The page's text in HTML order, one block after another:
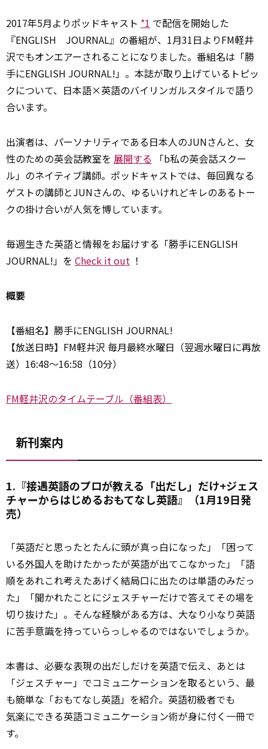
2017年5月よりポッドキャスト *1 で配信を開始した
『ENGLISH JOURNAL』の番組が、1月31日よりFM軽井
沢でもオンエアーされることになりました。番組名は「勝
手にENGLISH JOURNAL!」。本誌が取り上げているトピッ
クについて、日本語×英語のバイリンガルスタイルで語り
合います。
出演者は、パーソナリティである日本人のJUNさんと、女
性のための英会話教室を 展開する 「b私の英会話スクー
ル」のネイティブ講師。ポッドキャストでは、毎回異なる
ゲストの講師とJUNさんの、ゆるいけれどキレのあるトー
クの掛け合いが人気を博しています。
毎週生きた英語と情報をお届けする「勝手にENGLISH
JOURNAL!」を Check it out ！
概要
【番組名】勝手にENGLISH JOURNAL!
【放送日時】FM軽井沢 毎月最終水曜日（翌週水曜日に再放
送）16:48～16:58（10分）
FM軽井沢のタイムテーブル（番組表）
新刊案内
1.『接遇英語のプロが教える「出だし」だけ+ジェス
チャーからはじめるおもてなし英語』（1月19日発
売）
「英語だと思ったとたんに頭が真っ白になった」「困って
いる外国人を助けたかったが英語が出てこなかった」「語
順をあれこれ考えたあげく結局口に出たのは単語のみだっ
た」「聞かれたことにジェスチャーだけで答えてその場を
切り抜けた」。そんな経験がある方は、大なり小なり英語
に苦手意識を持っていらっしゃるのではないでしょうか。
本書は、必要な表現の出だしだけを英語で伝え、あとは
「ジェスチャー」でコミュニケーションを取るという、最
も簡単な「おもてなし英語」を紹介。英語初級者でも
気楽にできる英語コミュニケーション術が身に付く一冊で
す。